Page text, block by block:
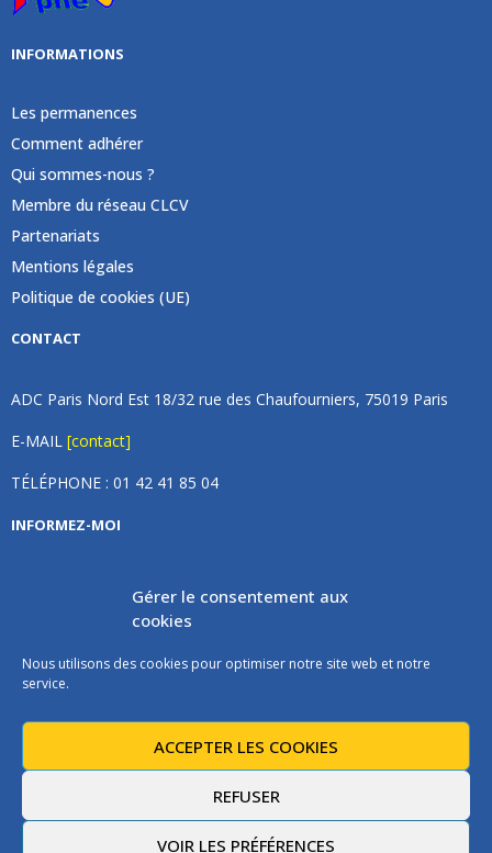
Gérer le consentement aux
cookies
Nous utilisons des cookies pour optimiser notre site web et notre
service.
ACCEPTER LES COOKIES
REFUSER
VOIR LES PRÉFÉRENCES
INFORMATIONS
Les permanences
Comment adhérer
Qui sommes-nous ?
Membre du réseau CLCV
Partenariats
Mentions légales
Politique de cookies (UE)
CONTACT
ADC Paris Nord Est 18/32 rue des Chaufourniers, 75019 Paris
E-MAIL [contact]
TÉLÉPHONE : 01 42 41 85 04
INFORMEZ-MOI
Inscrivez vous à notre newsletter et recevez une fois par
mois de nos nouvelles, aucun spam (on promet).
Les instructions pour vous désabonner sont incluses dans chaque